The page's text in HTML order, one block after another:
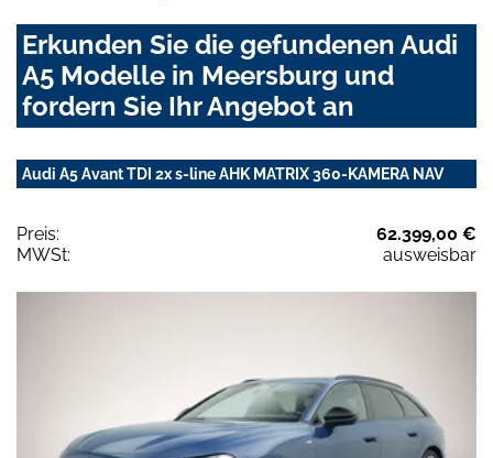
Erkunden Sie die gefundenen Audi
A5 Modelle in Meersburg und
fordern Sie Ihr Angebot an
Audi A5 Avant TDI 2x s-line AHK MATRIX 360-KAMERA NAV
Preis:
62.399,00 €
MWSt:
ausweisbar